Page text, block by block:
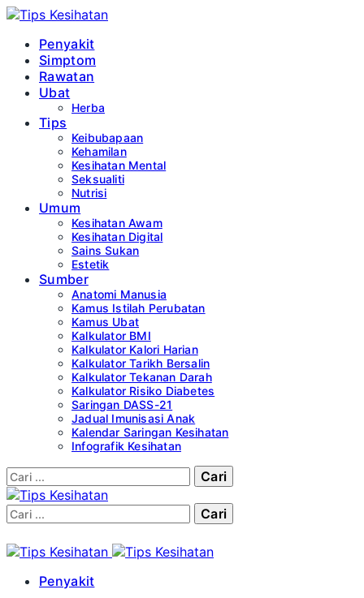
Penyakit
Simptom
Rawatan
Ubat
Herba
Tips
Keibubapaan
Kehamilan
Kesihatan Mental
Seksualiti
Nutrisi
Umum
Kesihatan Awam
Kesihatan Digital
Sains Sukan
Estetik
Sumber
Anatomi Manusia
Kamus Istilah Perubatan
Kamus Ubat
Kalkulator BMI
Kalkulator Kalori Harian
Kalkulator Tarikh Bersalin
Kalkulator Tekanan Darah
Kalkulator Risiko Diabetes
Saringan DASS-21
Jadual Imunisasi Anak
Kalendar Saringan Kesihatan
Infografik Kesihatan
Cari:
Cari:
Penyakit